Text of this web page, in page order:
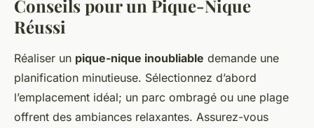
Conseils pour un Pique-Nique
Réussi
Réaliser un pique-nique inoubliable demande une
planification minutieuse. Sélectionnez d’abord
l’emplacement idéal; un parc ombragé ou une plage
offrent des ambiances relaxantes. Assurez-vous